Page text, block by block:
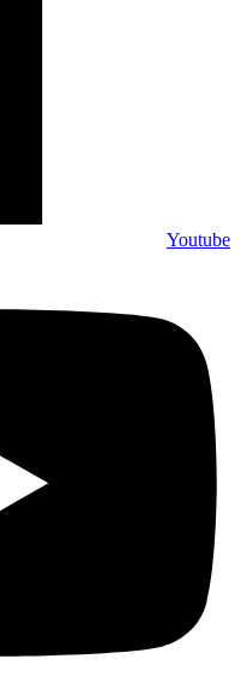
Youtube